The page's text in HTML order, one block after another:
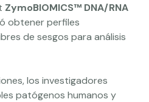
ZymoBIOMICS™ DNA/RNA
obtener perfiles
de sesgos para análisis
los investigadores
patógenos humanos y